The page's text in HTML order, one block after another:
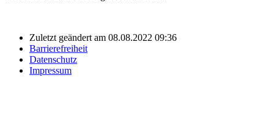
Zuletzt geändert am 08.08.2022 09:36
Barrierefreiheit
Datenschutz
Impressum